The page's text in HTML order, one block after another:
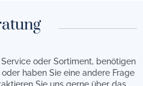
oder Sortiment, benötigen
haben Sie eine andere Frage